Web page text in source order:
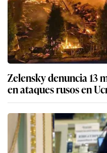
Zelensky denuncia 13
en ataques rusos en